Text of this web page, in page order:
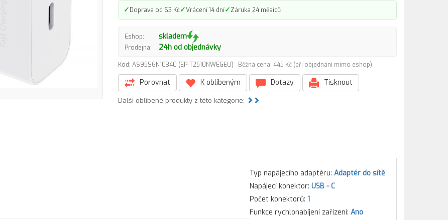
✓Doprava od 63 Kč✓Vrácení 14 dní✓Záruka 24 měsíců
Eshop: skladem
Prodejna: 24h od objednávky
Kód: AS95SGN10340 (EP-T2510NWEGEU) Běžná cena: 445 Kč (při objednání mimo eshop)
Porovnat K oblíbeným Dotazy Tisknout
Další oblíbené produkty z této kategorie:
Typ napájecího adaptéru: Adaptér do sítě
Napájecí konektor: USB - C
Počet konektorů: 1
Funkce rychlonabíjení zařízení: Ano